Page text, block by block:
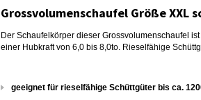
Grossvolumenschaufel Größe XXL
Der Schaufelkörper dieser Grossvolumenschaufel
einer Hubkraft von 6,0 bis 8,0to. Rieselfähige
geeignet für rieselfähige Schüttgüter bis ca.